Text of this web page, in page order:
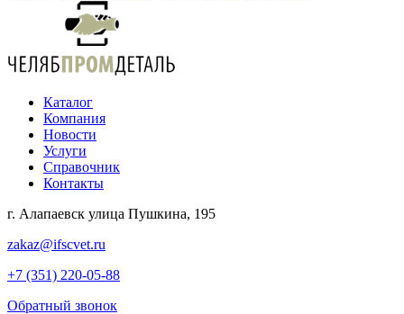
Каталог
Компания
Новости
Услуги
Справочник
Контакты
г. Алапаевск улица Пушкина, 195
zakaz@ifscvet.ru
+7 (351) 220-05-88
Обратный звонок